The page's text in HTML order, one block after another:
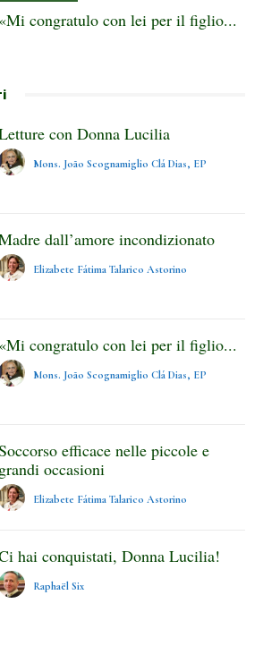
«Mi congratulo con lei per il figlio...
con Donna Lucilia
Mons. João Scognamiglio Clá Dias, EP
dall’amore incondizionato
Elizabete Fátima Talarico Astorino
«Mi congratulo con lei per il figlio...
Mons. João Scognamiglio Clá Dias, EP
efficace nelle piccole e
grandi occasioni
Elizabete Fátima Talarico Astorino
hai conquistati, Donna Lucilia!
Raphaël Six